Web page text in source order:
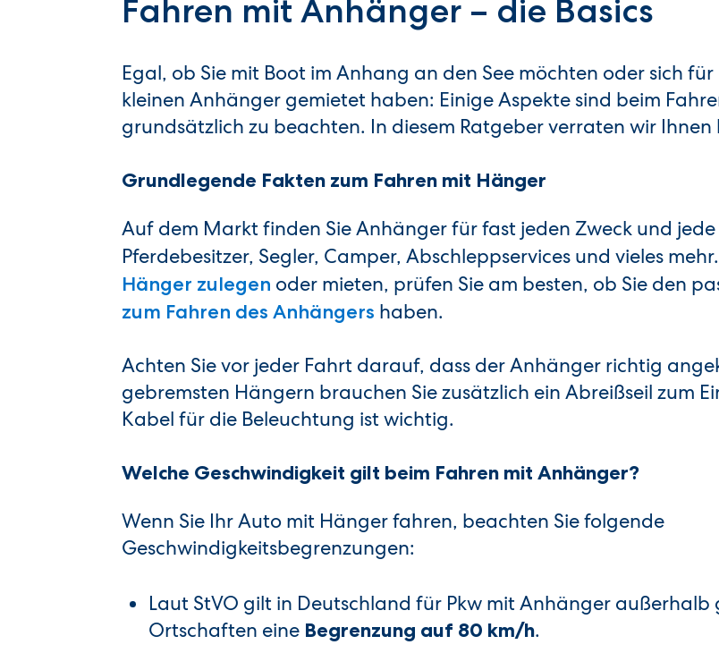
Fahren mit Anhänger – die Basics
Egal, ob Sie mit Boot im Anhang an den See möchten oder sich
kleinen Anhänger gemietet haben: Einige Aspekte sind beim
grundsätzlich zu beachten. In diesem Ratgeber verraten wir Ihnen
Grundlegende Fakten zum Fahren mit Hänger
Auf dem Markt finden Sie Anhänger für fast jeden Zweck und
Pferdebesitzer, Segler, Camper, Abschleppservices und vieles
Hänger zulegen oder mieten, prüfen Sie am besten, ob Sie den
zum Fahren des Anhängers haben.
Achten Sie vor jeder Fahrt darauf, dass der Anhänger richtig
gebremsten Hängern brauchen Sie zusätzlich ein Abreißseil zum
Kabel für die Beleuchtung ist wichtig.
Welche Geschwindigkeit gilt beim Fahren mit Anhänger?
Wenn Sie Ihr Auto mit Hänger fahren, beachten Sie folgende
Geschwindigkeitsbegrenzungen:
Laut StVO gilt in Deutschland für Pkw mit Anhänger außerhalb
Ortschaften eine Begrenzung auf 80 km/h.